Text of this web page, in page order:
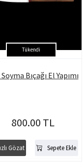
Tükendi
Gözat Sepete Ekle
Bıçağı El Yapımı
800.00 TL